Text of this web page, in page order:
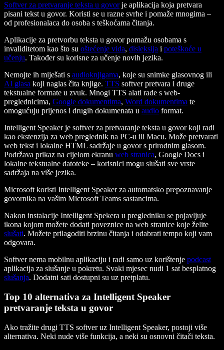
Softver za pretvaranje teksta u govorje aplikacija koja pretvara
pisani tekst u govor. Koristi se u razne svrhe i pomaže mnogima –
od profesionalaca do osoba s teškoćama čitanja.
Aplikacije za pretvorbu teksta u govor pomažu osobama s
invaliditetom kao što su oštećenje vida, disleksija i poteškoće u
učenju. Također su korisne za učenje novih jezika.
Nemojte ih miješati s audioknjigama, koje su snimke glasovnog ili
AI glasa koji naglas čita knjige. TTS softver pretvara i druge
tekstualne formate u zvuk. Mnogi TTS alati rade s web-
preglednicima, Google dokumentima, Word dokumentima te
omogućuju prijenos i drugih dokumenata u audio format.
Intelligent Speaker je softver za pretvaranje teksta u govor koji radi
kao ekstenzija za web preglednik na PC-u ili Macu. Može pretvarati
web tekst i lokalne HTML sadržaje u govor s prirodnim glasom.
Podržava prikaz na cijelom ekranu web stranica, Google Docs i
lokalne tekstualne datoteke – korisnici mogu slušati sve vrste
sadržaja na više jezika.
Microsoft koristi Intelligent Speaker za automatsko prepoznavanje
govornika na vašim Microsoft Teams sastancima.
Nakon instalacije Intelligent Spekera u pregledniku se pojavljuje
ikona kojom možete dodati poveznice na web stranice koje želite
slušati. Možete prilagoditi brzinu čitanja i odabrati tempo koji vam
odgovara.
Softver nema mobilnu aplikaciju i radi samo uz korištenje podcast
aplikacija za slušanje u pokretu. Svaki mjesec nudi 1 sat besplatnog
slušanja. Dodatni sati dostupni su uz pretplatu.
Top 10 alternativa za Intelligent Speaker
pretvaranje teksta u govor
Ako tražite drugi TTS softver uz Intelligent Speaker, postoji više
alternativa. Neki nude više funkcija, a neki su osnovni čitači teksta.